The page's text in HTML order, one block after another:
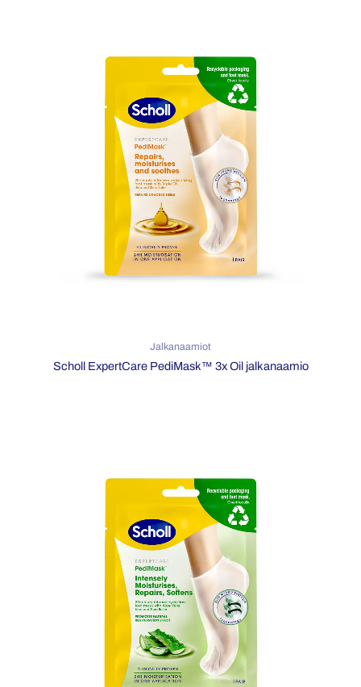
Jalkanaamiot
Scholl ExpertCare PediMask™ 3x Oil jalkanaamio